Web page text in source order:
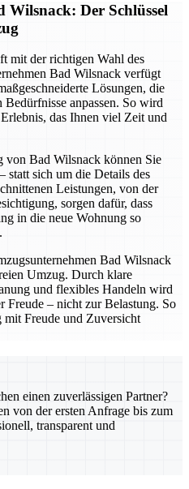
Wilsnack: Der Schlüssel
mit der richtigen Wahl des
Bad Wilsnack verfügt
Lösungen, die
anpassen. So wird
das Ihnen viel Zeit und
von Bad Wilsnack können Sie
statt sich um die Details des
Leistungen, von der
sorgen dafür, dass
in die neue Wohnung so
Bad Wilsnack
Umzug. Durch klare
und flexibles Handeln wird
Freude – nicht zur Belastung. So
mit Freude und Zuversicht
einen zuverlässigen Partner?
von der ersten Anfrage bis zum
transparent und